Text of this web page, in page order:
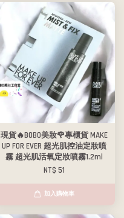
現貨🔥BOBO美妝🌹專櫃貨 MAKE
UP FOR EVER 超光肌控油定妝噴
霧 超光肌活氧定妝噴霧1.2ml
NT$ 51
加入購物車